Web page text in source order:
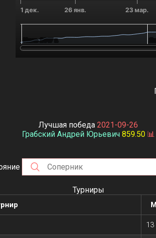
1 дек. 26 янв. 23 мар.
Июль 2017 г.
Июль 2017 г.
Лучшая победа 2021-09-26
Грабский Андрей Юрьевич 859.50 📊
Турниры
13